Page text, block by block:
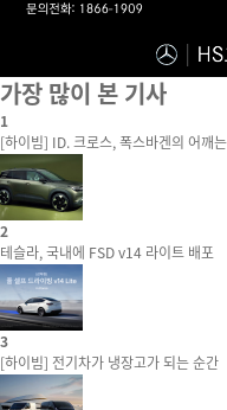
가장 많이 본 기사
1
[하이빔] ID. 크로스, 폭스바겐의 어깨
2
테슬라, 국내에 FSD v14 라이트 배포
3
[하이빔] 전기차가 냉장고가 되는 순간